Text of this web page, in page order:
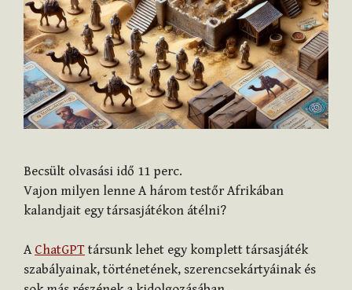
Becsült olvasási idő 11 perc.
Vajon milyen lenne A három testőr Afrikában
kalandjait egy társasjátékon átélni?
A ChatGPT társunk lehet egy komplett társasjáték
szabályainak, történetének, szerencsekártyáinak és